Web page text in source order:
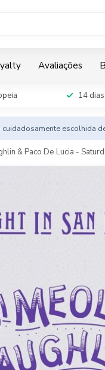
Avaliações
14
cuidadosamente escolhida
& Paco De Lucia -